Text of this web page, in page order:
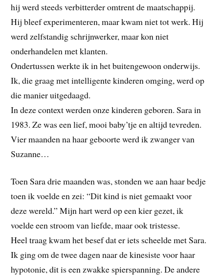
hij werd steeds verbitterder omtrent de maatschappij.
Hij bleef experimenteren, maar kwam niet tot werk. Hij
werd zelfstandig schrijnwerker, maar kon niet
onderhandelen met klanten.
Ondertussen werkte ik in het buitengewoon onderwijs.
Ik, die graag met intelligente kinderen omging, werd op
die manier uitgedaagd.
In deze context werden onze kinderen geboren. Sara in
1983. Ze was een lief, mooi baby’tje en altijd tevreden.
Vier maanden na haar geboorte werd ik zwanger van
Suzanne…
Toen Sara drie maanden was, stonden we aan haar bedje
toen ik voelde en zei: “Dit kind is niet gemaakt voor
deze wereld.” Mijn hart werd op een kier gezet, ik
voelde een stroom van liefde, maar ook tristesse.
Heel traag kwam het besef dat er iets scheelde met Sara.
Ik ging om de twee dagen naar de kinesiste voor haar
hypotonie, dit is een zwakke spierspanning. De andere